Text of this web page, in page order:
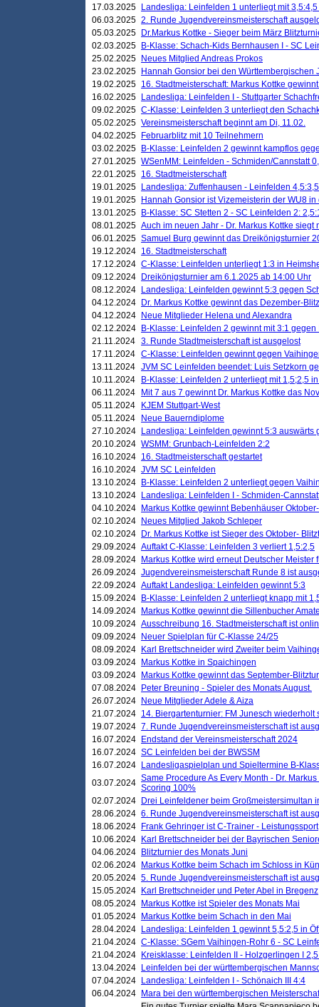
17.03.2025
Landesliga: Leinfelden 1 unterliegt mit
06.03.2025 2. Runde Jugendvereinsmeisterschaft
05.03.2025
Dr.Markus Kottke - Sieger beim März
02.03.2025
B-Klasse: Schach-Kids Bernhausen I - SC
25.02.2025
Neues Mitglied Andreas Prokos
23.02.2025
Hannah Gonsior bei den Württembergischen
19.02.2025 16. Stadtmeisterschaft: Markus Kottke
16.02.2025
Landesliga: Leinfelden I - Stuttgarter
09.02.2025 C-Klasse: Leinfelden 3 unterliegt den
05.02.2025 Vereinsmeisterschaft beginnt am Di, 11.02.
04.02.2025
Februarblitz mit 10 Teilnehmern
03.02.2025
B-Klasse: Leinfelden 2 gewinnt kampflos
27.01.2025 WSenMM: Leinfelden - Schmiden/Cannstatt
22.01.2025 16. Stadtmeisterschaft
19.01.2025
Landesliga: Zuffenhausen - Leinfelden 4,5:3,5
19.01.2025
Hannah Gonsior ist Vizemeisterin der WU8 in
13.01.2025
B-Klasse: SC Stetten 2 - SC Leinfelden 2:
08.01.2025 Auch im neuen Jahr - Dr. Markus Kottke
06.01.2025 Samuel Burg gewinnt das Dreikönigsturnier
19.12.2024 16. Stadtmeisterschaft
17.12.2024 C-Klasse: Leinfelden unterliegt 1:3 in
09.12.2024
Dreikönigsturnier am 6.1.2025 ab 14:00 Uhr
08.12.2024
Landesliga: Leinfelden gewinnt 5:3 gegen
04.12.2024
Dr. Markus Kottke gewinnt das Dezember-
04.12.2024
Neue Mitglieder Helena und Alexandra
02.12.2024
B-Klasse: Leinfelden 2 gewinnt mit 3:1
21.11.2024 3. Runde Stadtmeisterschaft ist ausgelost
17.11.2024 C-Klasse: Leinfelden gewinnt gegen
13.11.2024 JVM SC Leinfelden beendet: Luis Setzkorn
10.11.2024
B-Klasse: Leinfelden 2 unterliegt mit 1,5;2,5
06.11.2024
Mit 7 aus 7 gewinnt Dr. Markus Kottke das
05.11.2024
KJEM Stuttgart-West
05.11.2024
Neue Bauerndiplome
27.10.2024
Landesliga: Leinfelden gewinnt 5:3 auswärts
20.10.2024 WSMM: Grunbach-Leinfelden 2:2
16.10.2024 16. Stadtmeisterschaft gestartet
16.10.2024 JVM SC Leinfelden
13.10.2024
B-Klasse: Leinfelden 2 unterliegt gegen
13.10.2024
Landesliga: Leinfelden I - Schmiden-
04.10.2024
Markus Kottke gewinnt Bebenhäuser
02.10.2024
Neues Mitglied Jakob Schleper
02.10.2024
Dr. Markus Kottke ist Sieger des Oktober-
29.09.2024 Auftakt C-Klasse: Leinfelden 3 verliert 1,5:2,5
28.09.2024
Markus Kottke wird erneut Deutscher Meister
26.09.2024 Jugendvereinsmeisterschaft Runde 8 ist
22.09.2024 Auftakt Landesliga: Leinfelden gewinnt 5:3
15.09.2024
B-Klasse: Leinfelden 2 unterliegt knapp mit
14.09.2024
Markus Kottke gewinnt die Sillenbucher
10.09.2024 Ausschreibung 16. Stadtmeisterschaft ist
09.09.2024
Neuer Spielplan für C-Klasse 24/25
08.09.2024
Karl Brettschneider wird Zweiter beim
03.09.2024
Markus Kottke in Spaichingen
03.09.2024
Markus Kottke gewinnt das September-
07.08.2024
Peter Breuning - Spieler des Monats August.
26.07.2024
Neue Mitglieder Adele & Aiza
21.07.2024 14. Biergartenturnier: FM Junesch wiederholt
19.07.2024 7. Runde Jugendvereinsmeisterschaft ist
16.07.2024
Endstand der Vereinsmeisterschaft 2024
16.07.2024 SC Leinfelden bei der BWSSM
16.07.2024
Landesligaspielplan und Spieltermine B-
03.07.2024 Same Procedure As Every Month - Dr.
Scoring 100%
02.07.2024
Drei Leinfeldener beim Großmeistersimultan
28.06.2024 6. Runde Jugendvereinsmeisterschaft ist
18.06.2024
Frank Gehringer ist C-Trainer - Leistungssport
10.06.2024
Karl Brettschneider bei der Bayrischen
04.06.2024
Blitzturnier des Monats Juni
02.06.2024
Markus Kottke beim Schach im Schloss in
20.05.2024 5. Runde Jugendvereinsmeisterschaft ist
15.05.2024
Karl Brettschneider und Peter Abel in Bregenz
08.05.2024
Markus Kottke ist Spieler des Monats Mai
01.05.2024
Markus Kottke beim Schach in den Mai
28.04.2024
Landesliga: Leinfelden 1 gewinnt 5,5:2,5 in
21.04.2024 C-Klasse: SGem Vaihingen-Rohr 6 - SC
21.04.2024
Kreisklasse: Leinfelden II - Holzgerlingen I
13.04.2024
Leinfelden bei der württembergischen
07.04.2024
Landesliga: Leinfelden I - Schönaich III 4:4
06.04.2024
Mara bei den württembergischen